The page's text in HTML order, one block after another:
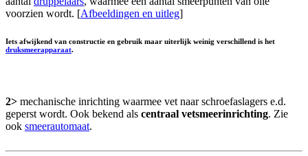
voorzien wordt. [Afbeeldingen en uitleg]
Iets afwijkend van constructie en gebruik maar uiterlijk weinig verschillend is het
druksmeerapparaat.
2> mechanische inrichting waarmee vet naar schroefaslagers e.d.
geperst wordt. Ook bekend als centraal vetsmeerinrichting. Zie
ook smeerautomaat.